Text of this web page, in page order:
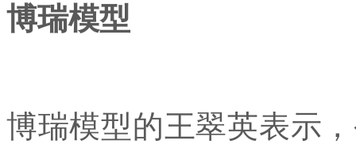
博瑞模型
博瑞模型的王翠英表示